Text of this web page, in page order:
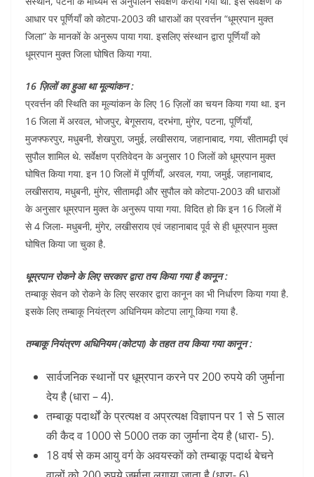
आधार पर पूर्णियाँ को कोटपा-2003 की धाराओं का प्रवर्त्तन “धूम्रपान मुक्त
जिला” के मानकों के अनुरूप पाया गया. इसलिए संस्थान द्वारा पूर्णियाँ को
धूम्रपान मुक्त जिला घोषित किया गया.
16 ज़िलों का हुआ था मूल्यांकन :
प्रवर्त्तन की स्थिति का मूल्यांकन के लिए 16 ज़िलों का चयन किया गया था. इन
16 जिला में अरवल, भोजपुर, बेगूसराय, दरभंगा, मुंगेर, पटना, पूर्णियाँ,
मुजफ्फरपुर, मधुबनी, शेखपुरा, जमुई, लखीसराय, जहानाबाद, गया, सीतामढ़ी एवं
सुपौल शामिल थे. सर्वेक्षण प्रतिवेदन के अनुसार 10 जिलों को धूम्रपान मुक्त
घोषित किया गया. इन 10 जिलों में पूर्णियाँ, अरवल, गया, जमुई, जहानाबाद,
लखीसराय, मधुबनी, मुंगेर, सीतामढ़ी और सुपौल को कोटपा-2003 की धाराओं
के अनुसार धूम्रपान मुक्त के अनुरूप पाया गया. विदित हो कि इन 16 जिलों में
से 4 जिला- मधुबनी, मुंगेर, लखीसराय एवं जहानाबाद पूर्व से ही धूम्रपान मुक्त
घोषित किया जा चुका है.
धूम्रपान रोकने के लिए सरकार द्वारा तय किया गया है कानून :
तम्बाकू सेवन को रोकने के लिए सरकार द्वारा कानून का भी निर्धारण किया गया है.
इसके लिए तम्बाकू नियंत्रण अधिनियम कोटपा लागू किया गया है.
तम्बाकू नियंत्रण अधिनियम (कोटपा) के तहत तय किया गया कानून :
सार्वजनिक स्थानों पर धूम्रपान करने पर 200 रुपये की जुर्माना
देय है (धारा – 4).
तम्बाकू पदार्थों के प्रत्यक्ष व अप्रत्यक्ष विज्ञापन पर 1 से 5 साल
की कैद व 1000 से 5000 तक का जुर्माना देय है (धारा- 5).
18 वर्ष से कम आयु वर्ग के अवयस्कों को तम्बाकू पदार्थ बेचने